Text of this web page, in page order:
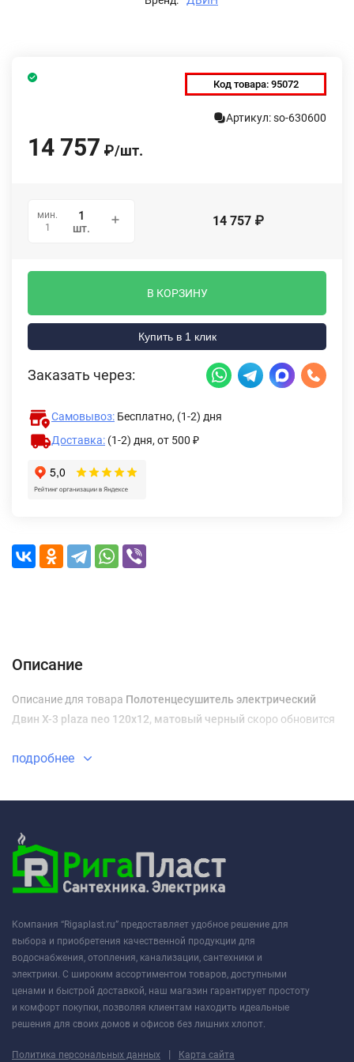
Код товара: 95072
Артикул: so-630600
14 757 ₽/шт.
мин.
1
шт. 14 757 ₽
В КОРЗИНУ
Купить в 1 клик
Заказать через:
Самовывоз: Бесплатно, (1-2) дня
Доставка: (1-2) дня, от 500 ₽
Описание
Описание для товара Полотенцесушитель электрический
Двин X-3 plaza neo 120х12, матовый черный скоро обновится
подробнее
Компания “Rigaplast.ru” предоставляет удобное решение для
выбора и приобретения качественной продукции для
водоснабжения, отопления, канализации, сантехники и
электрики. С широким ассортиментом товаров, доступными
ценами и быстрой доставкой, наш магазин гарантирует простоту
и комфорт покупки, позволяя клиентам находить идеальные
решения для своих домов и офисов без лишних хлопот.
Политика персональных данных | Карта сайта